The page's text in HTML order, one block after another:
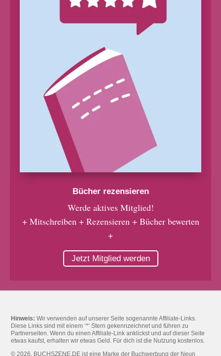
Bücher rezensieren
Werde aktives Mitglied!
+ Mitschreiben + Rezensieren + Bücher bewerten
+
Jetzt Mitglied werden
Hinweis: Wir verwenden auf unserer Seite sogenannte Affiliate-Links.
Diese Links sind mit einem ‘*‘ Stern gekennzeichnet und führen zu
Partnerseiten. Wenn du einen Affiliate-Link anklickst und auf dieser Seite
etwas kaufst, erhalten wir etwas Geld. Für dich ist die Nutzung kostenlos.
© 2026. BUCHSZENE.DE ist eine Marke der Buchwerbung der Neun